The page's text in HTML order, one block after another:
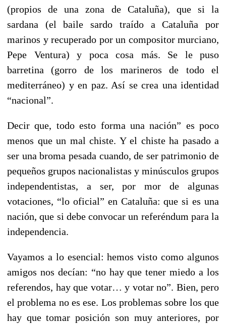
(propios de una zona de Cataluña), que si la
sardana (el baile sardo traído a Cataluña por
marinos y recuperado por un compositor murciano,
Pepe Ventura) y poca cosa más. Se le puso
barretina (gorro de los marineros de todo el
mediterráneo) y en paz. Así se crea una identidad
“nacional”.
Decir que, todo esto forma una nación” es poco
menos que un mal chiste. Y el chiste ha pasado a
ser una broma pesada cuando, de ser patrimonio de
pequeños grupos nacionalistas y minúsculos grupos
independentistas, a ser, por mor de algunas
votaciones, “lo oficial” en Cataluña: que si es una
nación, que si debe convocar un referéndum para la
independencia.
Vayamos a lo esencial: hemos visto como algunos
amigos nos decían: “no hay que tener miedo a los
referendos, hay que votar… y votar no”. Bien, pero
el problema no es ese. Los problemas sobre los que
hay que tomar posición son muy anteriores, por